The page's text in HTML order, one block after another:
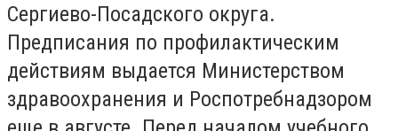
Сергиево-Посадского округа.
Предписания по профилактическим
действиям выдается Министерством
здравоохранения и Роспотребнадзором